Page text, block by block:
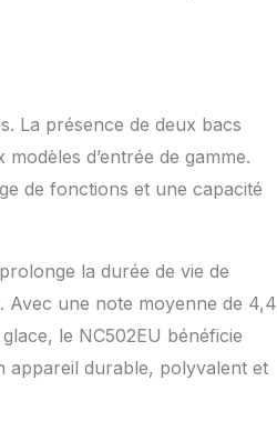
La présence de deux bacs
d’entrée de gamme.
de fonctions et une capacité
la durée de vie de
Avec une note moyenne de 4,4
le NC502EU bénéficie
appareil durable, polyvalent et